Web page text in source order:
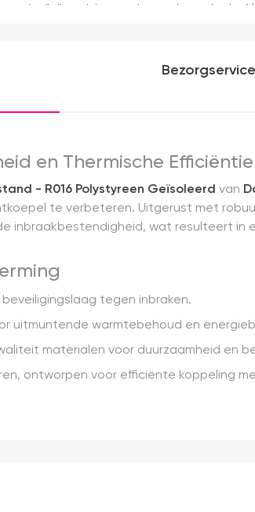
merken" die ook het en der worden verkocht.
Bezorgservice
en Thermische
- R016 Polystyreen Geïsoleerd van
te verbeteren. Uitgerust met
inbraakbestendigheid, wat resulteert in
tegen inbraken.
uitmuntende warmtebehoud en
materialen voor duurzaamheid en
ontworpen voor efficiënte koppeling